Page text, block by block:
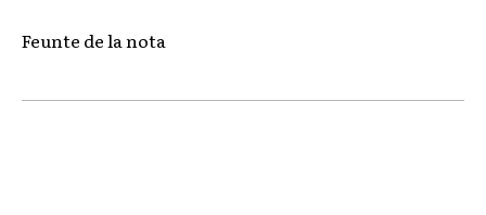
Feunte de la nota